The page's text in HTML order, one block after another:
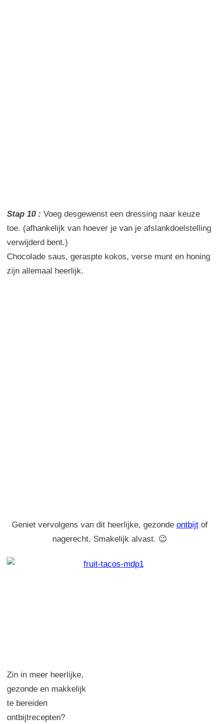
Stap 10 : Voeg desgewenst een dressing naar keuze
toe. (afhankelijk van hoever je van je afslankdoelstelling
verwijderd bent.)
Chocolade saus, geraspte kokos, verse munt en honing
zijn allemaal heerlijk.
Geniet vervolgens van dit heerlijke, gezonde ontbijtof
nagerecht. Smakelijk alvast. 😉
Zin in meer heerlijke,
gezonde en makkelijk
te bereiden
ontbijtrecepten?